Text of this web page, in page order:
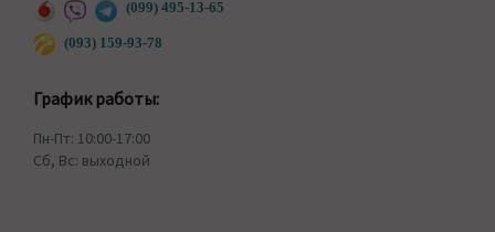
(099) 495-13-65
(093) 159-93-78
График работы:
Пн-Пт: 10:00-17:00
Сб, Вс: выходной